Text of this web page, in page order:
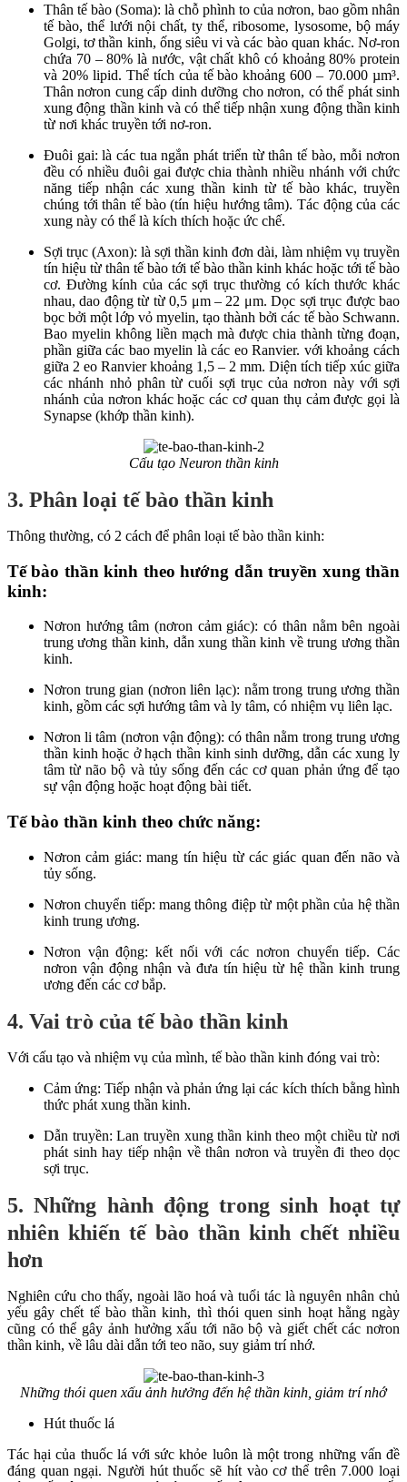
Thân tế bào (Soma): là chỗ phình to của nơron, bao gồm nhân
tế bào, thể lưới nội chất, ty thể, ribosome, lysosome, bộ máy
Golgi, tơ thần kinh, ống siêu vi và các bào quan khác. Nơ-ron
chứa 70 – 80% là nước, vật chất khô có khoảng 80% protein
và 20% lipid. Thể tích của tế bào khoảng 600 – 70.000 µm³.
Thân nơron cung cấp dinh dưỡng cho nơron, có thể phát sinh
xung động thần kinh và có thể tiếp nhận xung động thần kinh
từ nơi khác truyền tới nơ-ron.
Đuôi gai: là các tua ngắn phát triển từ thân tế bào, mỗi nơron
đều có nhiều đuôi gai được chia thành nhiều nhánh với chức
năng tiếp nhận các xung thần kinh từ tế bào khác, truyền
chúng tới thân tế bào (tín hiệu hướng tâm). Tác động của các
xung này có thể là kích thích hoặc ức chế.
Sợi trục (Axon): là sợi thần kinh đơn dài, làm nhiệm vụ truyền
tín hiệu từ thân tế bào tới tế bào thần kinh khác hoặc tới tế bào
cơ. Đường kính của các sợi trục thường có kích thước khác
nhau, dao động từ từ 0,5 μm – 22 μm. Dọc sợi trục được bao
bọc bởi một lớp vỏ myelin, tạo thành bởi các tế bào Schwann.
Bao myelin không liền mạch mà được chia thành từng đoạn,
phần giữa các bao myelin là các eo Ranvier. với khoảng cách
giữa 2 eo Ranvier khoảng 1,5 – 2 mm. Diện tích tiếp xúc giữa
các nhánh nhỏ phân từ cuối sợi trục của nơron này với sợi
nhánh của nơron khác hoặc các cơ quan thụ cảm được gọi là
Synapse (khớp thần kinh).
Cấu tạo Neuron thần kinh
3. Phân loại tế bào thần kinh
Thông thường, có 2 cách để phân loại tế bào thần kinh:
Tế bào thần kinh theo hướng dẫn truyền xung thần
kinh:
Nơron hướng tâm (nơron cảm giác): có thân nằm bên ngoài
trung ương thần kinh, dẫn xung thần kinh về trung ương thần
kinh.
Nơron trung gian (nơron liên lạc): nằm trong trung ương thần
kinh, gồm các sợi hướng tâm và ly tâm, có nhiệm vụ liên lạc.
Nơron li tâm (nơron vận động): có thân nằm trong trung ương
thần kinh hoặc ở hạch thần kinh sinh dưỡng, dẫn các xung ly
tâm từ não bộ và tủy sống đến các cơ quan phản ứng để tạo
sự vận động hoặc hoạt động bài tiết.
Tế bào thần kinh theo chức năng:
Nơron cảm giác: mang tín hiệu từ các giác quan đến não và
tủy sống.
Nơron chuyển tiếp: mang thông điệp từ một phần của hệ thần
kinh trung ương.
Nơron vận động: kết nối với các nơron chuyển tiếp. Các
nơron vận động nhận và đưa tín hiệu từ hệ thần kinh trung
ương đến các cơ bắp.
4. Vai trò của tế bào thần kinh
Với cấu tạo và nhiệm vụ của mình, tế bào thần kinh đóng vai trò:
Cảm ứng: Tiếp nhận và phản ứng lại các kích thích bằng hình
thức phát xung thần kinh.
Dẫn truyền: Lan truyền xung thần kinh theo một chiều từ nơi
phát sinh hay tiếp nhận về thân nơron và truyền đi theo dọc
sợi trục.
5. Những hành động trong sinh hoạt tự
nhiên khiến tế bào thần kinh chết nhiều
hơn
Nghiên cứu cho thấy, ngoài lão hoá và tuổi tác là nguyên nhân chủ
yếu gây chết tế bào thần kinh, thì thói quen sinh hoạt hằng ngày
cũng có thể gây ảnh hưởng xấu tới não bộ và giết chết các nơron
thần kinh, về lâu dài dẫn tới teo não, suy giảm trí nhớ.
Những thói quen xấu ảnh hưởng đến hệ thần kinh, giảm trí nhớ
Hút thuốc lá
Tác hại của thuốc lá với sức khỏe luôn là một trong những vấn đề
đáng quan ngại. Người hút thuốc sẽ hít vào cơ thể trên 7.000 loại